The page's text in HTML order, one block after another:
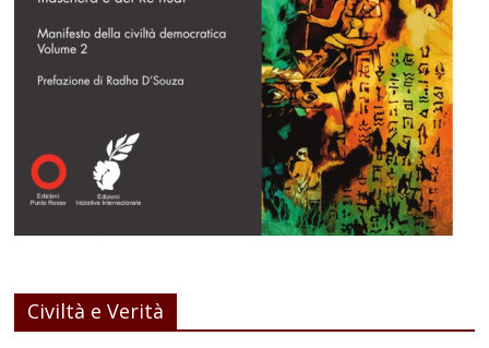
Civiltà e Verità